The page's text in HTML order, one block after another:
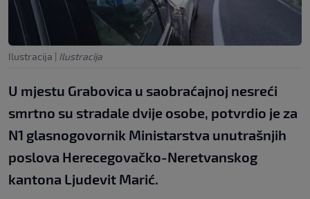
Ilustracija | Ilustracija
U mjestu Grabovica u saobraćajnoj nesreći
smrtno su stradale dvije osobe, potvrdio je za
N1 glasnogovornik Ministarstva unutrašnjih
poslova Herecegovačko-Neretvanskog
kantona Ljudevit Marić.